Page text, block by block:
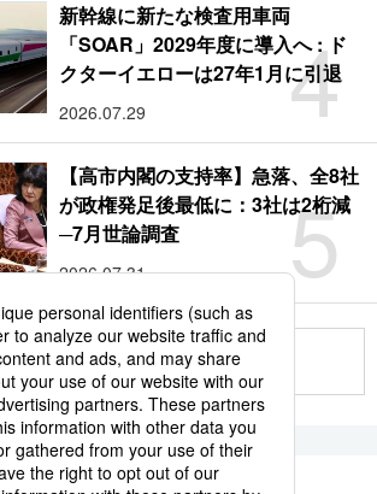
4
新幹線に新たな検査用車両
「SOAR」2029年度に導入へ : ド
クターイエローは27年1月に引退
2026.07.29
5
【高市内閣の支持率】急落、全8社
が政権発足後最低に：3社は2桁減
─7月世論調査
2026.07.31
もっと見る